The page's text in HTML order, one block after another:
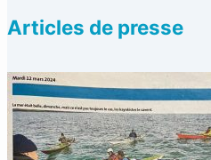
Articles de presse